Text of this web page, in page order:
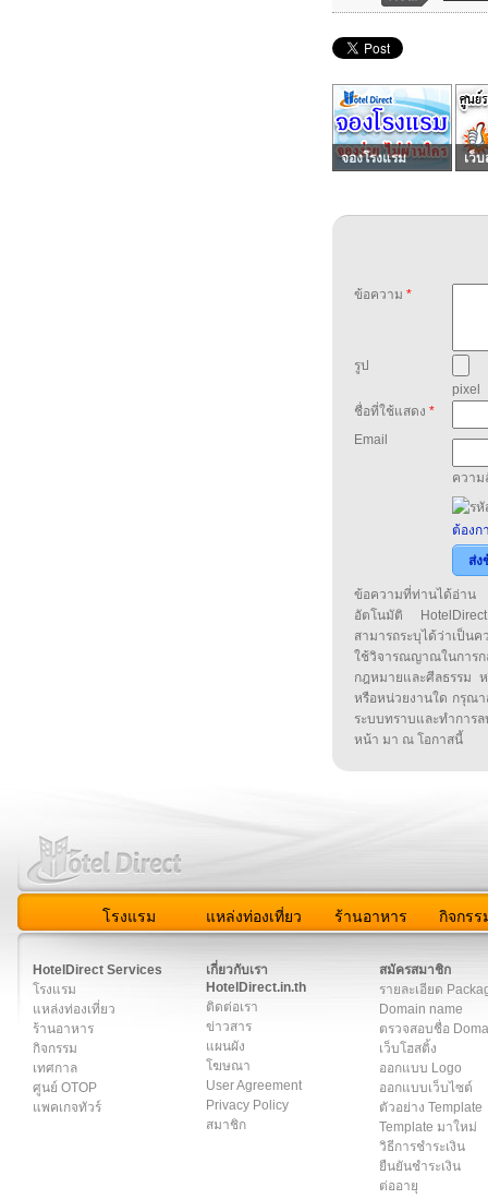
จองโรงแรม เว็
ข้อความ *
รูป
pixel
ชื่อที่ใช้แสดง *
Email
ความ
ต้องก
ส่ง
ข้อความที่ท่านได้อ่าน
อัตโนมัติ
สามารถระบุได้ว่าเป็น
ใช้วิจารณญาณในกา
กฎหมายและศีลธรรม
หรือหน่วยงานใด กรุณา
ระบบทราบและทำกา
หน้า มา ณ โอกาสนี้
โรงแรม แหล่งท่องเที่ยว ร้านอาหาร กิจกรร
HotelDirect Services
โรงแรม
แหล่งท่องเที่ยว
ร้านอาหาร
กิจกรรม
เทศกาล
ศูนย์ OTOP
แพคเกจทัวร์
เกี่ยวกับเรา
HotelDirect.in.th
ติดต่อเรา
ข่าวสาร
แผนผัง
โฆษณา
User Agreement
Privacy Policy
สมาชิก
สมัครสมาชิก
รายละเอียด
Domain name
ตรวจสอบชื่อ
เว็บโฮสติ้ง
ออกแบบ Logo
ออกแบบเว็บไซต์
ตัวอย่าง Template
Template มาใหม่
วิธีการชำระเงิน
ยืนยันชำระเงิน
ต่ออายุ